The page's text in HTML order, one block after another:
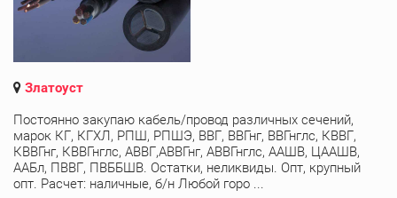
Златоуст
Постоянно закупаю кабель/провод различных сечений,
марок КГ, КГХЛ, РПШ, РПШЭ, ВВГ, ВВГнг, ВВГнглс, КВВГ,
КВВГнг, КВВГнглс, АВВГ,АВВГнг, АВВГнглс, ААШВ, ЦААШВ,
ААБл, ПВВГ, ПВББШВ. Остатки, неликвиды. Опт, крупный
опт. Расчет: наличные, б/н Любой горо ...